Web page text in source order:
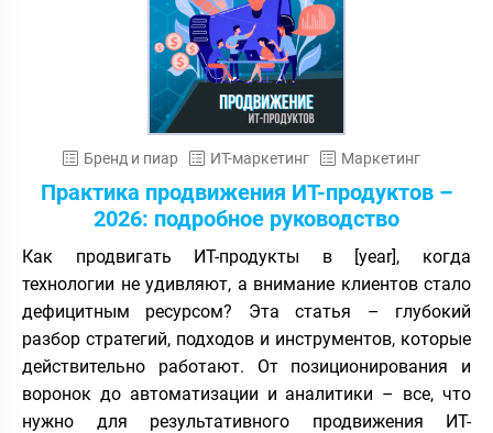
Бренд и пиар ИТ-маркетинг Маркетинг
Практика продвижения ИТ-продуктов –
2026: подробное руководство
Как продвигать ИТ-продукты в [year], когда
технологии не удивляют, а внимание клиентов стало
дефицитным ресурсом? Эта статья – глубокий
разбор стратегий, подходов и инструментов, которые
действительно работают. От позиционирования и
воронок до автоматизации и аналитики – все, что
нужно для результативного продвижения ИТ-